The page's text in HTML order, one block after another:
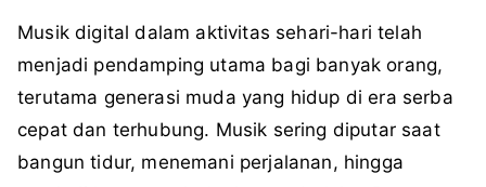
Musik digital dalam aktivitas sehari-hari telah
menjadi pendamping utama bagi banyak orang,
terutama generasi muda yang hidup di era serba
cepat dan terhubung. Musik sering diputar saat
bangun tidur, menemani perjalanan, hingga